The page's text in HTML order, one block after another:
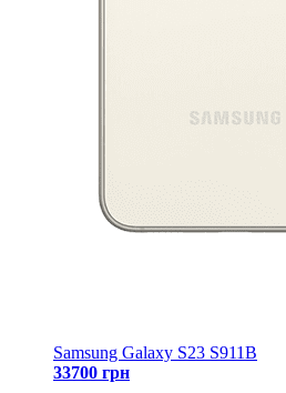
Samsung Galaxy S23 S911B
33700 грн